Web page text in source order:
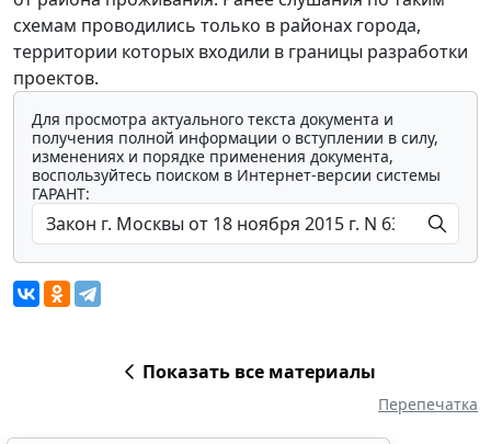
схемам проводились только в районах города,
территории которых входили в границы разработки
проектов.
Для просмотра актуального текста документа и
получения полной информации о вступлении в силу,
изменениях и порядке применения документа,
воспользуйтесь поиском в Интернет-версии системы
ГАРАНТ:
Показать все материалы
Перепечатка